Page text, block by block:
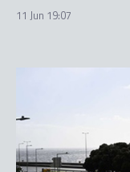
11 Jun 19:07